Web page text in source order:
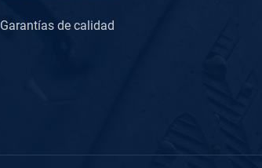
Garantías de calidad